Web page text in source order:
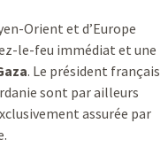
Orient et d’Europe
le-feu immédiat et une
. Le président français
sont par ailleurs
assurée par